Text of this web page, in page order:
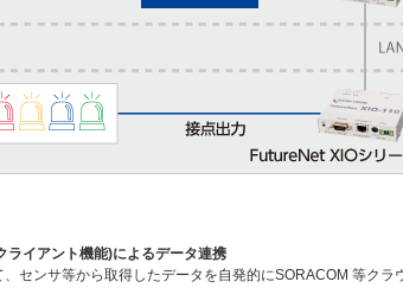
ライアント機能)によるデータ連携
センサ等から取得したデータを自発的にSORACOM 等クラ